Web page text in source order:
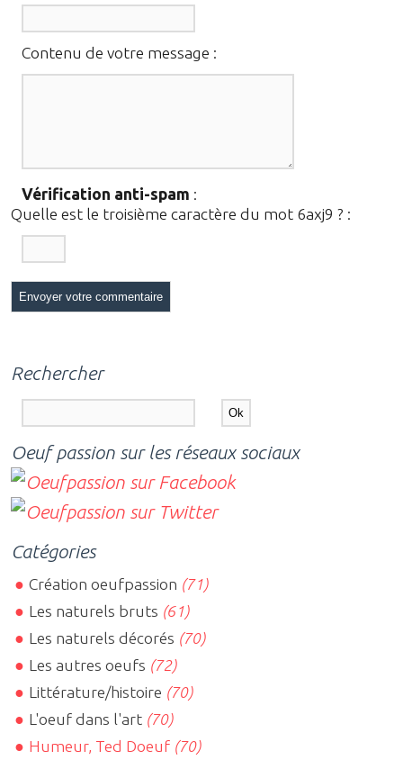
Contenu de votre message :
Vérification anti-spam :
Quelle est le troisième caractère du mot 6axj9 ? :
Rechercher
Oeuf passion sur les réseaux sociaux
Catégories
Création oeufpassion (71)
Les naturels bruts (61)
Les naturels décorés (70)
Les autres oeufs (72)
Littérature/histoire (70)
L'oeuf dans l'art (70)
Humeur, Ted Doeuf (70)